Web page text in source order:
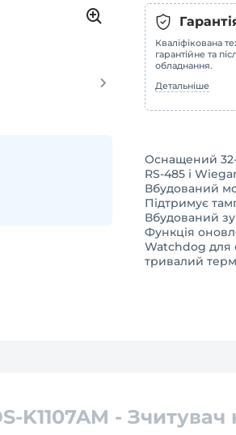
Кваліфікована
гарантійне та
обладнання.
Детальніше
Оснащений
RS-485 і
Вбудований
Підтримує
Вбудований
Функція
Watchdog для
тривалий
K1107AM - Зчитувач